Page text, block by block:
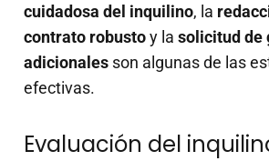
cuidadosa del inquilino, la
contrato robustoy la solicitud de
adicionales son algunas de las
efectivas.
Evaluación del